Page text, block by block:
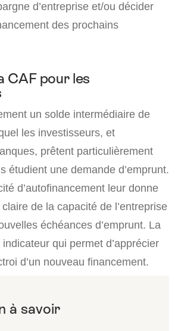
d’entreprise et/ou décider
des prochains
CAF pour les
un solde intermédiaire de
les investisseurs, et
prêtent particulièrement
étudient une demande d’emprunt.
d’autofinancement leur donne
de la capacité de l’entreprise
échéances d’emprunt. La
qui permet d’apprécier
d’un nouveau financement.